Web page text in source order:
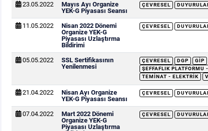
23.05.2022
Mayıs Ayı Organize
YEK-G Piyasası Seansı
ÇEVRESEL
11.05.2022
Nisan 2022 Dönemi
Organize YEK-G
Piyasası Uzlaştırma
Bildirimi
ÇEVRESEL
05.05.2022
SSL Sertifikasının
Yenilenmesi
ÇEVRESEL DGP GİP
ŞEFFAFLIK PLATFORMU
TEMINAT - ELEKTRIK
21.04.2022
Nisan Ayı Organize
YEK-G Piyasası Seansı
ÇEVRESEL
07.04.2022
Mart 2022 Dönemi
Organize YEK-G
Piyasası Uzlaştırma
ÇEVRESEL